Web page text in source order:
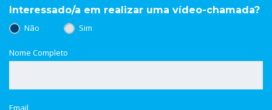
Interessado/a em realizar uma vídeo-chamada?
Não Sim
Nome Completo
Email